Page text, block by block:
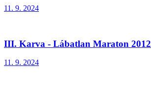
11. 9. 2024
III. Karva - Lábatlan Maraton 2012
11. 9. 2024